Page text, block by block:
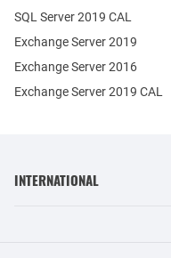
Exchange Server 2019
Exchange Server 2016
SQL Server 2019 CAL
Exchange Server 2019 CAL
INTERNATIONAL